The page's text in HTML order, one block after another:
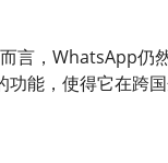
言，WhatsApp仍
能，使得它在跨